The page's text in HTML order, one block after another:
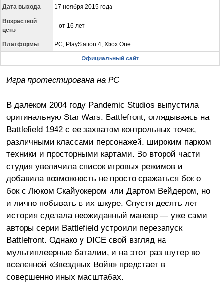
Дата выхода 17 ноября 2015 года
Возрастной
ценз
от 16 лет
Платформы PC, PlayStation 4, Xbox One
Официальный сайт
Игра протестирована на PC
В далеком 2004 году Pandemic Studios выпустила
оригинальную Star Wars: Battlefront, оглядываясь на
Battlefield 1942 с ее захватом контрольных точек,
различными классами персонажей, широким парком
техники и просторными картами. Во второй части
студия увеличила список игровых режимов и
добавила возможность не просто сражаться бок о
бок с Люком Скайуокером или Дартом Вейдером, но
и лично побывать в их шкуре. Спустя десять лет
история сделала неожиданный маневр — уже сами
авторы серии Battlefield устроили перезапуск
Battlefront. Однако у DICE свой взгляд на
мультиплеерные баталии, и на этот раз шутер во
вселенной «Звездных Войн» предстает в
совершенно иных масштабах.